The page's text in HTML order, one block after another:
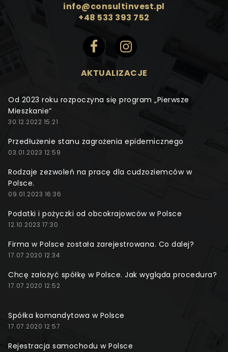
info@consultinvest.pl
+48 533 393 752
AKTUALIZACJE
Od 2023 roku rozpoczyna się program „Pierwsze
Mieszkanie”
30.12.2022 15:21
Przedłużenie stanu zagrożenia epidemicznego
03.01.2023 12:59
Rodzaje zezwoleń na pracę dla cudzoziemców w
Polsce.
09.01.2023 16:36
Podatki i pożyczki od obcokrajowców w Polsce
12.10.2023 17:30
Firma w Polsce została zarejestrowana. Co dalej?
17.07.2020 12:34
Chcę założyć spółkę w Polsce. Jak wygląda procedura?
17.07.2020 12:52
Spółka komandytowa w Polsce
17.07.2020 12:57
Rejestracja samochodu w Polsce